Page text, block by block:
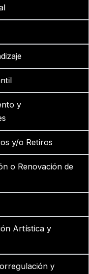
y
y/o Retiros
o Renovación de
Artística y
y